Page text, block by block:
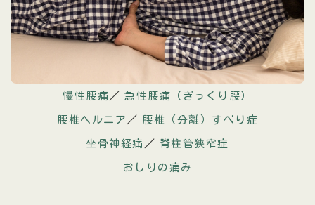
慢性腰痛／急性腰痛（ぎっくり腰）
腰椎ヘルニア／ 腰椎（分離）すべり症
坐骨神経痛／ 脊柱管狭窄症
おしりの痛み